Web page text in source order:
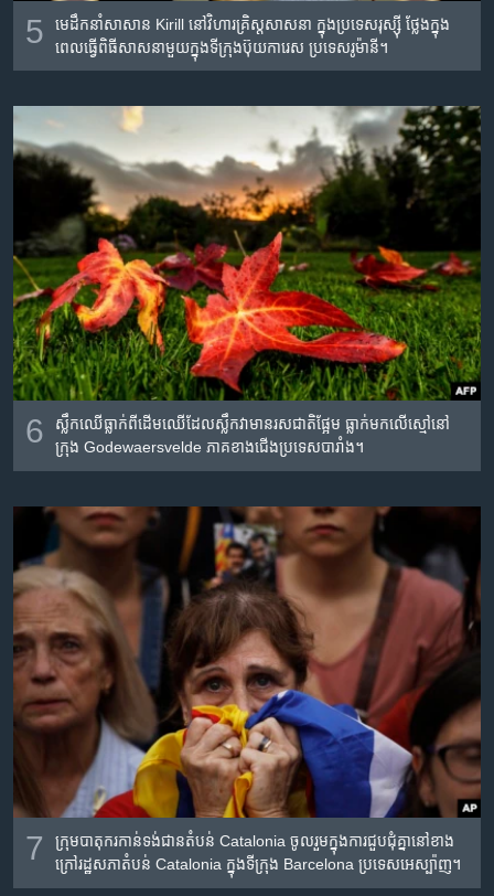
5
មេ​ដឹក​នាំ​សាសាន​ Kirill នៅ​វិហារ​គ្រិស្តសាសនា​ ក្នុង​ប្រទេស​រុស្ស៊ី ថ្លែង​ក្នុង​
ពេល​ធ្វើ​ពិធី​សាសនា​មួយ​ក្នុង​ទីក្រុង​ប៊ុយការេស ប្រទេស​រូម៉ានី។
6
ស្លឹក​ឈើ​​ធ្លាក់​ពី​ដើម​ឈើ​ដែល​ស្លឹក​វា​មាន​រស​ជាតិ​ផ្អែម​ ធ្លាក់​មក​លើ​ស្មៅ​នៅ​
ក្រុង Godewaersvelde ភាគ​ខាង​ជើង​ប្រទេស​បារាំង។
7
ក្រុម​បាតុករ​កាន់​ទង់​ជាន​តំបន់​ Catalonia ចូល​រួម​ក្នុង​ការ​ជួប​ជុំ​គ្នា​នៅ​ខាង​
ក្រៅ​រដ្ឋ​សភា​តំបន់​ Catalonia ក្នុង​ទីក្រុង Barcelona ប្រទេស​អេស្ប៉ាញ។